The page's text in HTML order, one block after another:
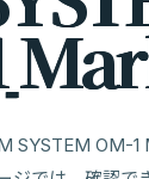
Mar
SYSTEM OM-1